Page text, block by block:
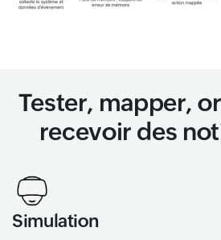
Tester, mapper,
recevoir des
Simulation